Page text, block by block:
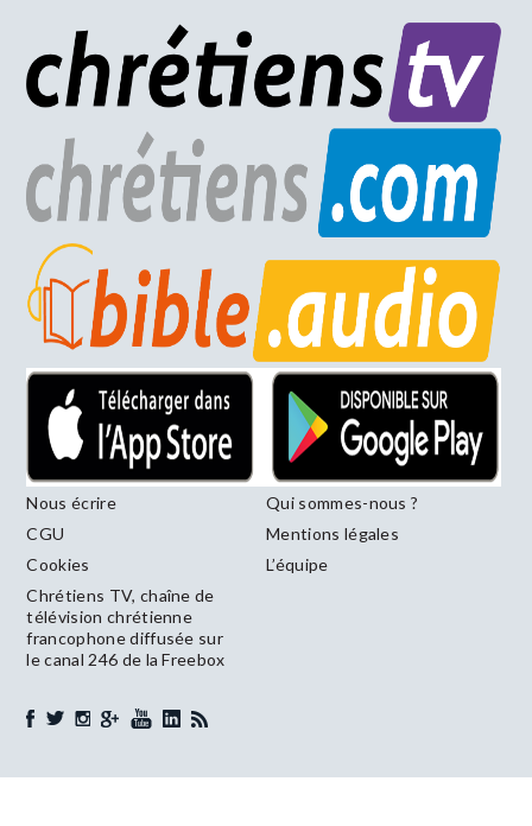
Nous écrire
Qui sommes-nous ?
CGU
Mentions légales
Cookies
L’équipe
Chrétiens TV, chaîne de
télévision chrétienne
francophone diffusée sur
le canal 246 de la Freebox